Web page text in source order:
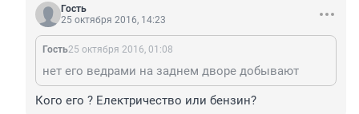
Гость
25 октября 2016, 14:23
Гость25 октября 2016, 01:08
нет его ведрами на заднем дворе добывают
Кого его ? Електричество или бензин?